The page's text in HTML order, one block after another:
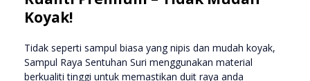
Koyak!
Tidak seperti sampul biasa yang nipis dan mudah koyak,
Sampul Raya Sentuhan Suri menggunakan material
berkualiti tinggi untuk memastikan duit raya anda